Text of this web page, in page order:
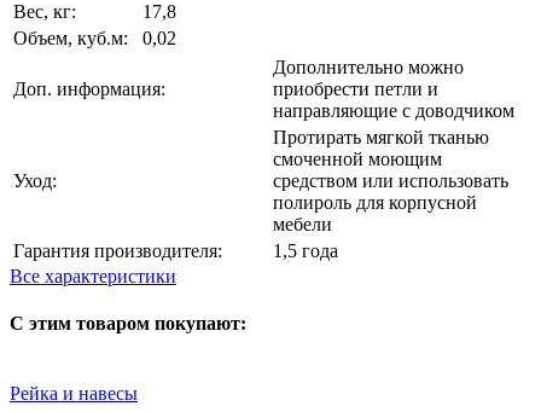
Вес, кг:
17,8
Объем, куб.м:
0,02
Доп. информация:
Дополнительно можно
приобрести петли и
направляющие с доводчиком
Уход:
Протирать мягкой тканью
смоченной моющим
средством или использовать
полироль для корпусной
мебели
Гарантия производителя:
1,5 года
Все характеристики
С этим товаром покупают:
Рейка и навесы